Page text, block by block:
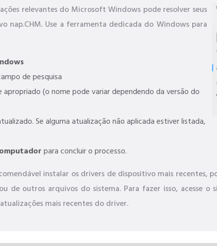
relevantes do Microsoft Windows pode resolver seus
nap.CHM. Use a ferramenta dedicada do Windows para
de pesquisa
(o nome pode variar dependendo da versão do
Se alguma atualização não aplicada estiver listada,
para concluir o processo.
instalar os drivers de dispositivo mais recentes,
de outros arquivos do sistema. Para fazer isso, acesse
mais recentes do driver.